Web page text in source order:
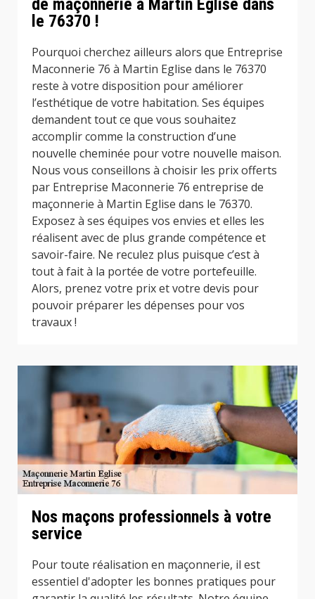
de maçonnerie à Martin Eglise dans
le 76370 !
Pourquoi cherchez ailleurs alors que Entreprise
Maconnerie 76 à Martin Eglise dans le 76370
reste à votre disposition pour améliorer
l’esthétique de votre habitation. Ses équipes
demandent tout ce que vous souhaitez
accomplir comme la construction d’une
nouvelle cheminée pour votre nouvelle maison.
Nous vous conseillons à choisir les prix offerts
par Entreprise Maconnerie 76 entreprise de
maçonnerie à Martin Eglise dans le 76370.
Exposez à ses équipes vos envies et elles les
réalisent avec de plus grande compétence et
savoir-faire. Ne reculez plus puisque c’est à
tout à fait à la portée de votre portefeuille.
Alors, prenez votre prix et votre devis pour
pouvoir préparer les dépenses pour vos
travaux !
Nos maçons professionnels à votre
service
Pour toute réalisation en maçonnerie, il est
essentiel d'adopter les bonnes pratiques pour